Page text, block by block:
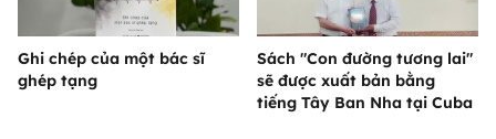
Ghi chép của một bác sĩ
ghép tạng
Sách "Con đường tương lai"
sẽ được xuất bản bằng
tiếng Tây Ban Nha tại Cuba